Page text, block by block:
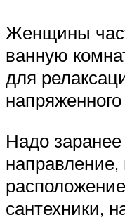
Женщины
ванную
для
Надо
сантехники,